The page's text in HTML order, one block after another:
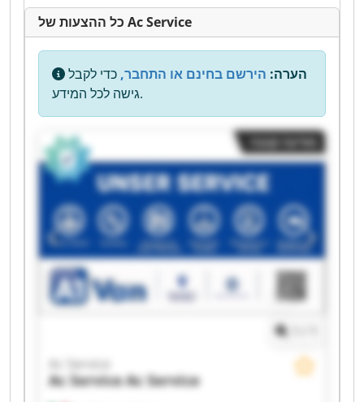
כל ההצעות של Ac Service
הערה: הירשם בחינם או התחבר, כדי לקבל
גישה לכל המידע.
מודעה קטנה
Ac Service
Ac ServiceAc Service